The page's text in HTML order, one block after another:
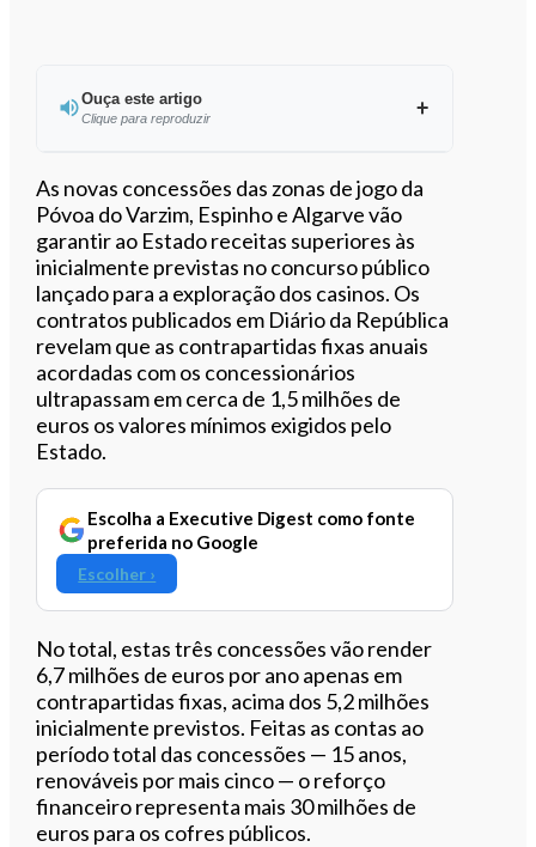
Ouça este artigo
Clique para reproduzir
Ouvir este artigo
As novas concessões das zonas de jogo da
Póvoa do Varzim, Espinho e Algarve vão
garantir ao Estado receitas superiores às
inicialmente previstas no concurso público
lançado para a exploração dos casinos. Os
contratos publicados em Diário da República
revelam que as contrapartidas fixas anuais
acordadas com os concessionários
ultrapassam em cerca de 1,5 milhões de
euros os valores mínimos exigidos pelo
Estado.
Escolha a Executive Digest como fonte
preferida no Google
Escolher ›
No total, estas três concessões vão render
6,7 milhões de euros por ano apenas em
contrapartidas fixas, acima dos 5,2 milhões
inicialmente previstos. Feitas as contas ao
período total das concessões — 15 anos,
renováveis por mais cinco — o reforço
financeiro representa mais 30 milhões de
euros para os cofres públicos.